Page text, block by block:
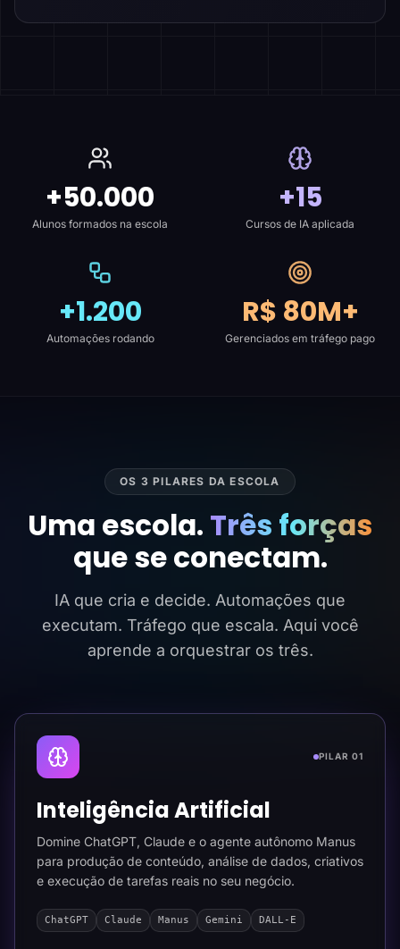
+50.000
Alunos formados na escola
+15
Cursos de IA aplicada
+1.200
Automações rodando
R$ 80M+
Gerenciados em tráfego pago
OS 3 PILARES DA ESCOLA
Uma escola. Três forças
que se conectam.
IA que cria e decide. Automações que
executam. Tráfego que escala. Aqui você
aprende a orquestrar os três.
PILAR 01
Inteligência Artificial
Domine ChatGPT, Claude e o agente autônomo Manus
para produção de conteúdo, análise de dados, criativos
e execução de tarefas reais no seu negócio.
ChatGPT Claude Manus Gemini DALL-E